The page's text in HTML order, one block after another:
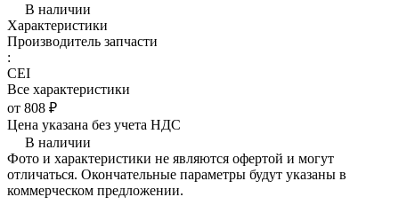
В наличии
Характеристики
Производитель запчасти
:
CEI
Все характеристики
от 808 ₽
Цена указана без учета НДС
В наличии
Фото и характеристики не являются офертой и могут
отличаться. Окончательные параметры будут указаны в
коммерческом предложении.